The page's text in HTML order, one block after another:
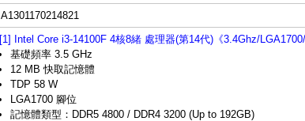
IA1301170214821
[1] Intel Core i3-14100F 4核8緒 處理器(第14代)《3.4Ghz/
基礎頻率 3.5 GHz
12 MB 快取記憶體
TDP 58 W
LGA1700 腳位
記憶體類型：DDR5 4800 / DDR4 3200 (Up to 192GB)